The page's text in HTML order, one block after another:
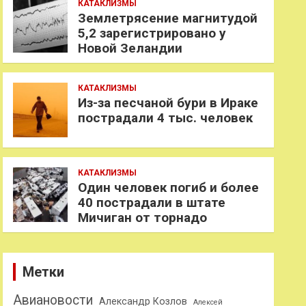
КАТАКЛИЗМЫ
Землетрясение магнитудой
5,2 зарегистрировано у
Новой Зеландии
КАТАКЛИЗМЫ
Из-за песчаной бури в Ираке
пострадали 4 тыс. человек
КАТАКЛИЗМЫ
Один человек погиб и более
40 пострадали в штате
Мичиган от торнадо
Метки
Авиановости Александр Козлов Алексей